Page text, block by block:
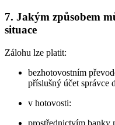
7. Jakým způsobem
situace
Zálohu lze platit:
bezhotovostním
příslušný účet správce
v hotovosti:
prostřednictvím banky